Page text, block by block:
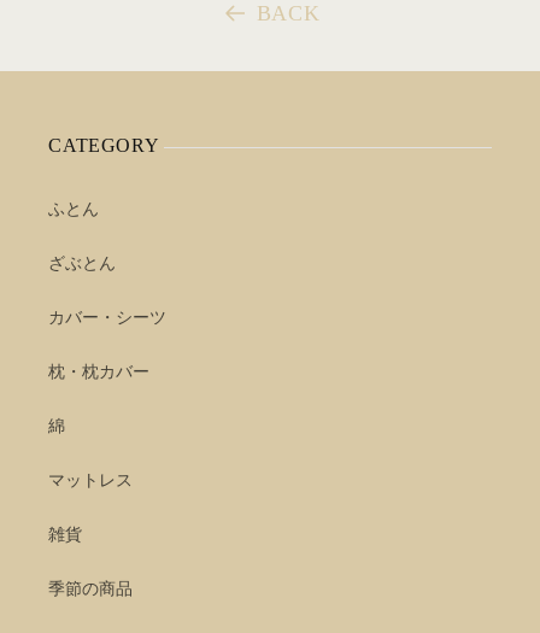
BACK
CATEGORY
ふとん
ざぶとん
カバー・シーツ
枕・枕カバー
綿
マットレス
雑貨
季節の商品